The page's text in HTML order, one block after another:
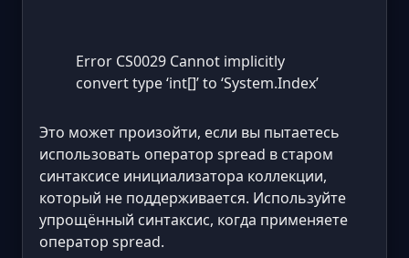
Error CS0029 Cannot implicitly
convert type ‘int[]’ to ‘System.Index’
Это может произойти, если вы пытаетесь
использовать оператор spread в старом
синтаксисе инициализатора коллекции,
который не поддерживается. Используйте
упрощённый синтаксис, когда применяете
оператор spread.